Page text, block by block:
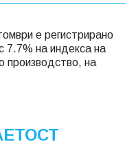
е регистрирано
7.7% на индекса на
производство, на